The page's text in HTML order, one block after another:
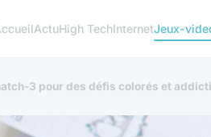
ActuHigh TechInternetJeux-
3 pour des défis colorés et